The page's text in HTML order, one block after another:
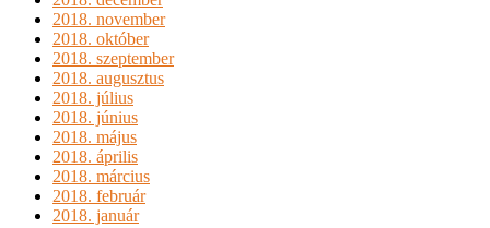
2018. november
2018. október
2018. szeptember
2018. augusztus
2018. július
2018. június
2018. május
2018. április
2018. március
2018. február
2018. január